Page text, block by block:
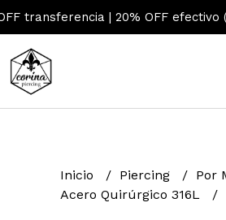
transferencia | 20% OFF
Inicio Piercing
Por
Acero Quirúrgico 316L